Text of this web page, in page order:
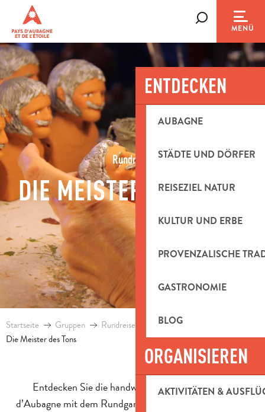
contenu
principal
MENÜ
ENTDECKEN
AUBAGNE
STÄDTE UND DÖRFER
REISEZIEL NATUR
KULTUR UND ERBE
PROVENZALISCHE
GASTRONOMIE
BLOG
ORGANISIEREN
AKTIVITÄTEN &
Rundreise
DIE MEISTER DES TONS
Startseite Gruppen
Rundreisen und Aufenthalte für Gruppen
Die Meister des Tons
Entdecken Sie die handwerkliche Seele des Pays
d’Aubagne mit dem Rundgang “